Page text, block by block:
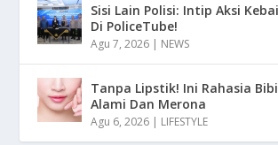
Sisi Lain Polisi: Intip Aksi
Di PoliceTube!
Agu 7, 2026 | NEWS
Tanpa Lipstik! Ini Rahasia
Alami Dan Merona
Agu 6, 2026 | LIFESTYLE